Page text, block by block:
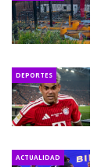
DEPORTES
ACTUALIDAD